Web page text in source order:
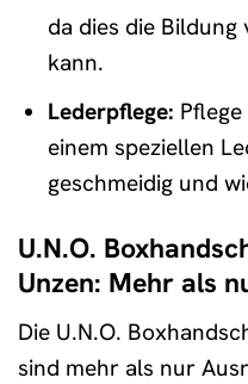
da dies die
kann.
Lederpflege:
einem speziellen
geschmeidig und
U.N.O.
Unzen: Mehr als
Die U.N.O.
sind mehr als nur